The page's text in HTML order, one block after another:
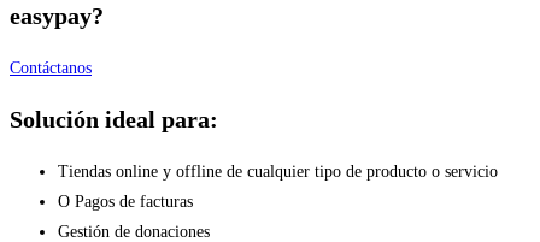
easypay?
Contáctanos
Solución ideal para:
Tiendas online y offline de cualquier tipo de producto o servicio
O Pagos de facturas
Gestión de donaciones